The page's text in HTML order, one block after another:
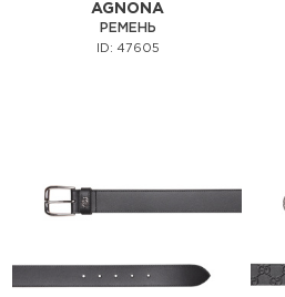
AGNONA
РЕМЕНЬ
ID: 47605